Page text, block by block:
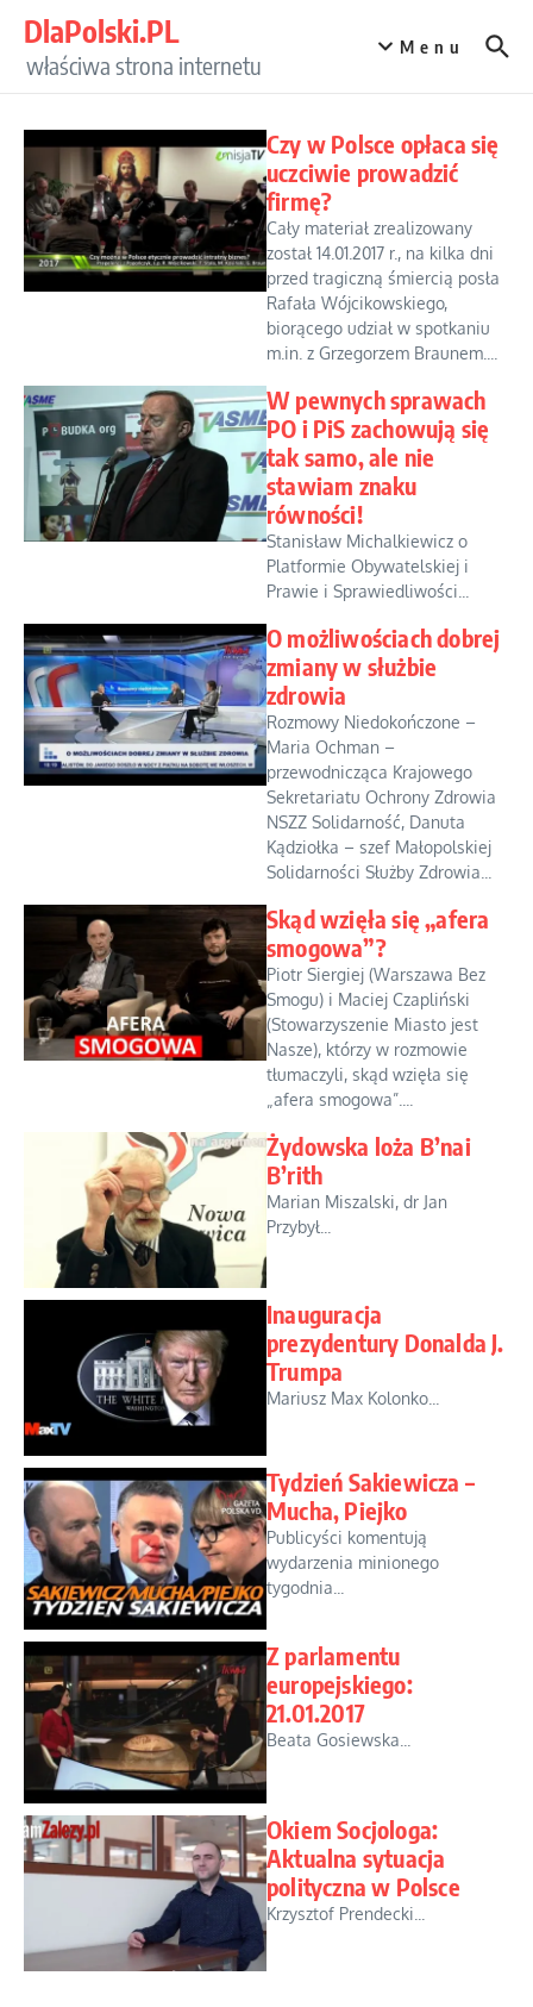
DlaPolski.PL
właściwa strona internetu
Menu
Czy w Polsce opłaca się
uczciwie prowadzić
firmę?
Cały materiał zrealizowany
został 14.01.2017 r., na kilka dni
przed tragiczną śmiercią posła
Rafała Wójcikowskiego,
biorącego udział w spotkaniu
m.in. z Grzegorzem Braunem....
W pewnych sprawach
PO i PiS zachowują się
tak samo, ale nie
stawiam znaku
równości!
Stanisław Michalkiewicz o
Platformie Obywatelskiej i
Prawie i Sprawiedliwości...
O możliwościach dobrej
zmiany w służbie
zdrowia
Rozmowy Niedokończone –
Maria Ochman –
przewodnicząca Krajowego
Sekretariatu Ochrony Zdrowia
NSZZ Solidarność, Danuta
Kądziołka – szef Małopolskiej
Solidarności Służby Zdrowia...
Skąd wzięła się „afera
smogowa”?
Piotr Siergiej (Warszawa Bez
Smogu) i Maciej Czapliński
(Stowarzyszenie Miasto jest
Nasze), którzy w rozmowie
tłumaczyli, skąd wzięła się
„afera smogowa”....
Żydowska loża B’nai
B’rith
Marian Miszalski, dr Jan
Przybył...
Inauguracja
prezydentury Donalda J.
Trumpa
Mariusz Max Kolonko...
Tydzień Sakiewicza –
Mucha, Piejko
Publicyści komentują
wydarzenia minionego
tygodnia...
Z parlamentu
europejskiego:
21.01.2017
Beata Gosiewska...
Okiem Socjologa:
Aktualna sytuacja
polityczna w Polsce
Krzysztof Prendecki...